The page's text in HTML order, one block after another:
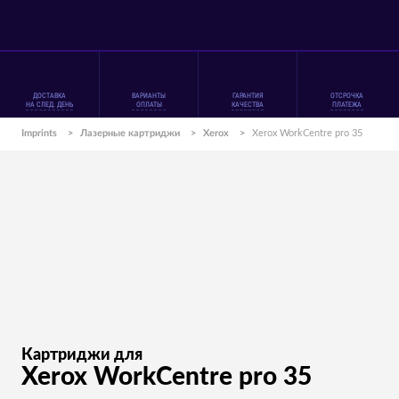
ДОСТАВКА
НА СЛЕД. ДЕНЬ
ВАРИАНТЫ
ОПЛАТЫ
ГАРАНТИЯ
КАЧЕСТВА
ОТСРОЧКА
ПЛАТЕЖА
Imprints > Лазерные картриджи > Xerox > Xerox WorkCentre pro 35
Картриджи для
Xerox WorkCentre pro 35